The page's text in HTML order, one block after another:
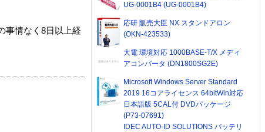
事情なく8日以上経
UG-0001B4 (UG-0001B4)
応研 販売大臣 NX スタンドアロン
(OKN-423533)
大電 環境対応 1000BASE-T/X メディ
アコンバータ (DN1800SG2E)
Microsoft Windows Server Standard
2019 16コアライセンス 64bitWin対応
日本語版 5CAL付 DVDパッケージ
(P73-07691)
IDEC AUTO-ID SOLUTIONS バッテリ